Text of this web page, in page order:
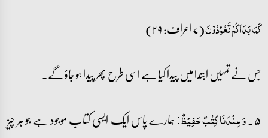
کَمَا بَدَاَکُمۡ تَعُوۡدُوۡنَ(۷ اعراف: ۲۹)
جس نے تمہیں ابتدا میں پیدا کیا ہے اسی طرح پھر پیدا ہو جاؤ گے۔
۵۔ وَ عِنۡدَنَا کِتٰبٌ حَفِیۡظٌ:ہمارے پاس ایک ایسی کتاب موجود ہے جو ہر چیز